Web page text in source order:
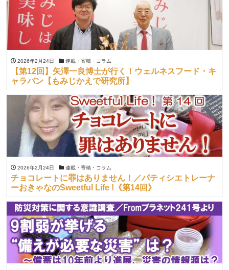
2026年2月24日 連載・寄稿・コラム
【第12回】矢澤一良博士が行く！ウェルネスフード・キ
ャラバン【もみじかえで研究所】
2026年2月24日 連載・寄稿・コラム
チョコレートに罪はありません！／パティシエトレーナ
ーおきゃなのSweetful Life !《第14回》